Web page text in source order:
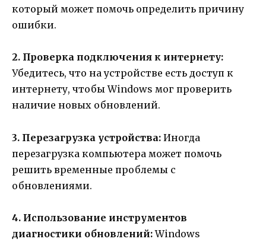
который может помочь определить причину
ошибки.
2. Проверка подключения к интернету:
Убедитесь, что на устройстве есть доступ к
интернету, чтобы Windows мог проверить
наличие новых обновлений.
3. Перезагрузка устройства: Иногда
перезагрузка компьютера может помочь
решить временные проблемы с
обновлениями.
4. Использование инструментов
диагностики обновлений:Windows